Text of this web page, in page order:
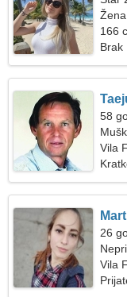
166
Brak
58
Vila
26
Vila